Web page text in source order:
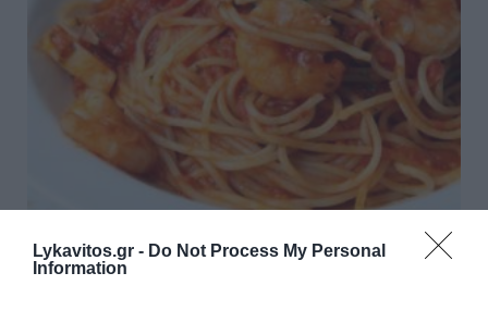
Lykavitos.gr - Do Not Process My Personal
Information
Γαριδομακαρονάδα
Για 3-4 άτομα Ετοιμασία: 10 λεπτά Μαγείρεμα: 40 λεπτά